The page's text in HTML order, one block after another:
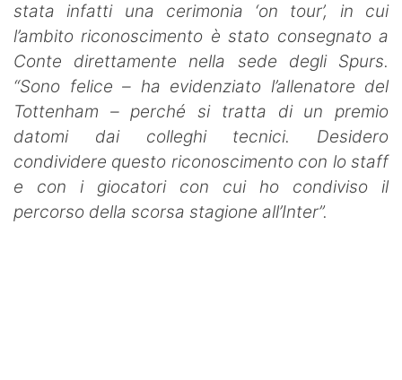
stata infatti una cerimonia ‘on tour’, in cui
l’ambito riconoscimento è stato consegnato a
Conte direttamente nella sede degli Spurs.
“Sono felice – ha evidenziato l’allenatore del
Tottenham – perché si tratta di un premio
datomi dai colleghi tecnici. Desidero
condividere questo riconoscimento con lo staff
e con i giocatori con cui ho condiviso il
percorso della scorsa stagione all’Inter”.